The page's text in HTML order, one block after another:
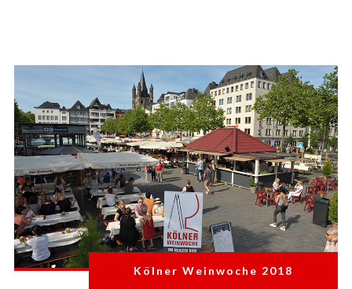
Kölner Weinwoche 2018